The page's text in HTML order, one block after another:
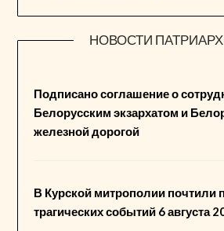
НОВОСТИ
Подписано соглашение о
Белорусским экзархатом и
железной дорогой
В Курской митрополии почтили
трагических событий 6 августа